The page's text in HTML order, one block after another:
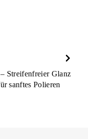
Streifenfreier Glanz
sanftes Polieren